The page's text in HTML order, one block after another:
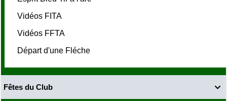
Vidéos FITA
Vidéos FFTA
Départ d'une Fléche

Fêtes du Club